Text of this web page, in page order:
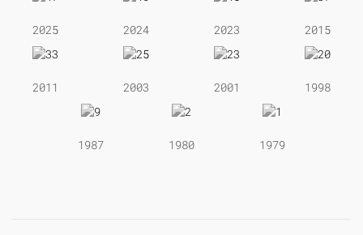
2025 2024 2023 2015
2011 2003 2001 1998
1987 1980 1979